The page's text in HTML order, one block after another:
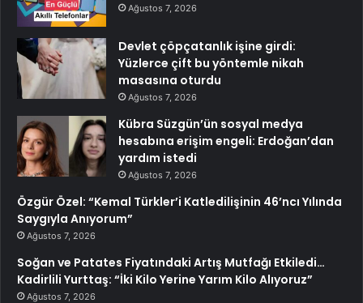
Ağustos 7, 2026
Devlet çöpçatanlık işine girdi:
Yüzlerce çift bu yöntemle nikah
masasına oturdu
Ağustos 7, 2026
Kübra Süzgün’ün sosyal medya
hesabına erişim engeli: Erdoğan’dan
yardım istedi
Ağustos 7, 2026
Özgür Özel: “Kemal Türkler’i Katledilişinin 46’ncı Yılında
Saygıyla Anıyorum”
Ağustos 7, 2026
Soğan ve Patates Fiyatındaki Artış Mutfağı Etkiledi…
Kadirlili Yurttaş: “İki Kilo Yerine Yarım Kilo Alıyoruz”
Ağustos 7, 2026